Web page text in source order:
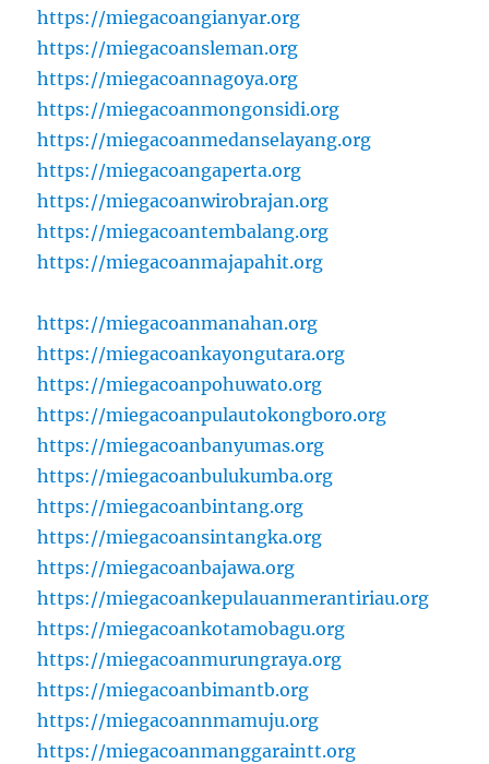
https://miegacoangianyar.org
https://miegacoansleman.org
https://miegacoannagoya.org
https://miegacoanmongonsidi.org
https://miegacoanmedanselayang.org
https://miegacoangaperta.org
https://miegacoanwirobrajan.org
https://miegacoantembalang.org
https://miegacoanmajapahit.org
https://miegacoanmanahan.org
https://miegacoankayongutara.org
https://miegacoanpohuwato.org
https://miegacoanpulautokongboro.org
https://miegacoanbanyumas.org
https://miegacoanbulukumba.org
https://miegacoanbintang.org
https://miegacoansintangka.org
https://miegacoanbajawa.org
https://miegacoankepulauanmerantiriau.org
https://miegacoankotamobagu.org
https://miegacoanmurungraya.org
https://miegacoanbimantb.org
https://miegacoannmamuju.org
https://miegacoanmanggaraintt.org